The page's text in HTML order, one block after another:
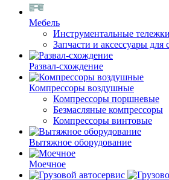
Мебель
Инструментальные тележки
Запчасти и аксессуары для
Развал-схождение
Компрессоры воздушные
Компрессоры поршневые
Безмасляные компрессоры
Компрессоры винтовые
Вытяжное оборудование
Моечное